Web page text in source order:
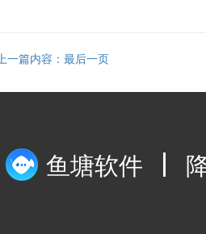
上一篇内容：最后一页
鱼塘软件